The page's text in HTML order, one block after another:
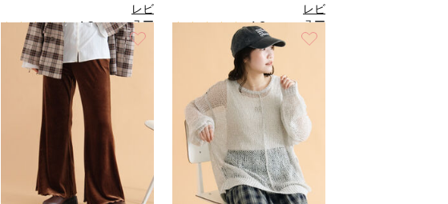
4.3（4）
レビ
ュー
を見
る
4.8（4）
レビ
ュー
を見
る